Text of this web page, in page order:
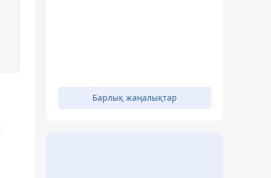
Барлық жаңалықтар